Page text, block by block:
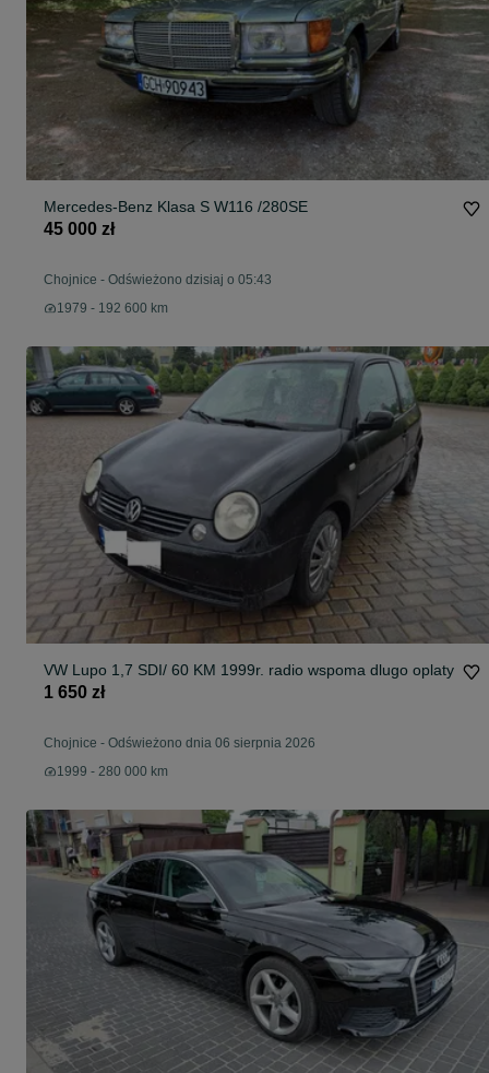
Mercedes-Benz Klasa S W116 /280SE
45 000 zł
Chojnice - Odświeżono dzisiaj o 05:43
1979 - 192 600 km
VW Lupo 1,7 SDI/ 60 KM 1999r. radio wspoma dlugo oplaty
1 650 zł
Chojnice - Odświeżono dnia 06 sierpnia 2026
1999 - 280 000 km